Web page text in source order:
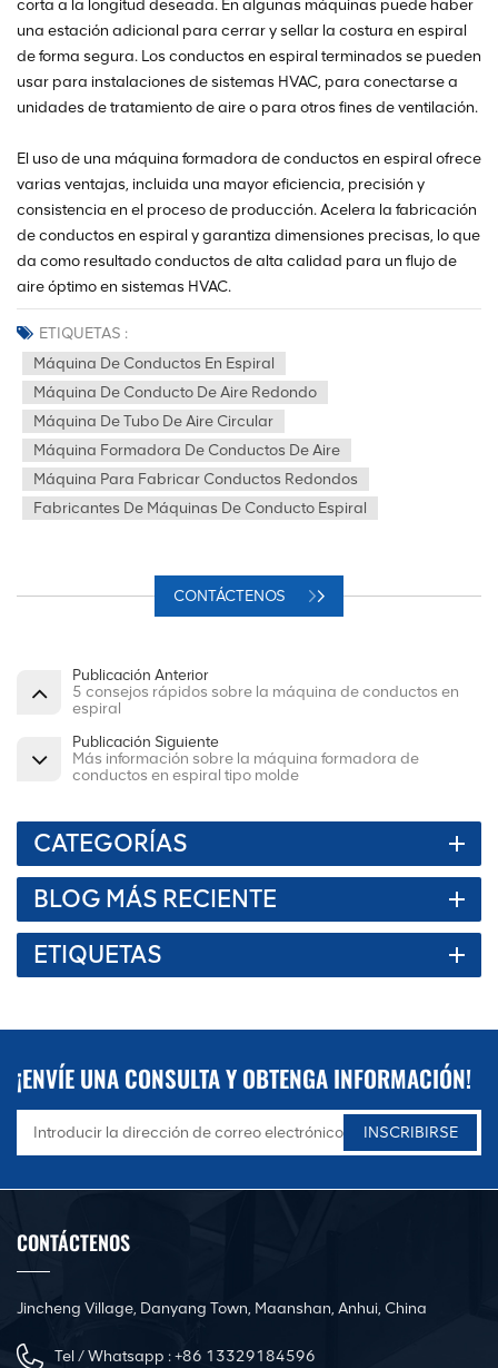
corta a la longitud deseada. En algunas máquinas puede haber
una estación adicional para cerrar y sellar la costura en espiral
de forma segura. Los conductos en espiral terminados se pueden
usar para instalaciones de sistemas HVAC, para conectarse a
unidades de tratamiento de aire o para otros fines de ventilación.
El uso de una máquina formadora de conductos en espiral ofrece
varias ventajas, incluida una mayor eficiencia, precisión y
consistencia en el proceso de producción. Acelera la fabricación
de conductos en espiral y garantiza dimensiones precisas, lo que
da como resultado conductos de alta calidad para un flujo de
aire óptimo en sistemas HVAC.
ETIQUETAS :
Máquina De Conductos En Espiral
Máquina De Conducto De Aire Redondo
Máquina De Tubo De Aire Circular
Máquina Formadora De Conductos De Aire
Máquina Para Fabricar Conductos Redondos
Fabricantes De Máquinas De Conducto Espiral
CONTÁCTENOS
Publicación Anterior
5 consejos rápidos sobre la máquina de conductos en
espiral
Publicación Siguiente
Más información sobre la máquina formadora de
conductos en espiral tipo molde
CATEGORÍAS
BLOG MÁS RECIENTE
ETIQUETAS
¡ENVÍE UNA CONSULTA Y OBTENGA INFORMACIÓN!
CONTÁCTENOS
Jincheng Village, Danyang Town, Maanshan, Anhui, China
Tel / Whatsapp :+86 13329184596